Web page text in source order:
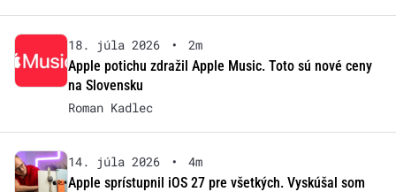
18. júla 2026 •
2m
Apple potichu zdražil Apple Music. Toto sú nové ceny
na Slovensku
Roman Kadlec
14. júla 2026 •
4m
Apple sprístupnil iOS 27 pre všetkých. Vyskúšal som